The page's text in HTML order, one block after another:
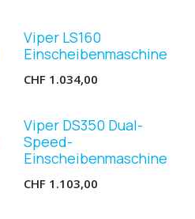
Viper LS160
Einscheibenmaschine
CHF 1.034,00
Viper DS350 Dual-
Speed-
Einscheibenmaschine
CHF 1.103,00